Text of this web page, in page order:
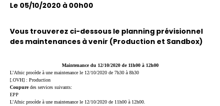
Le 05/10/2020 à 00h00
Vous trouverez ci-dessous le planning prévisionnel
des maintenances à venir (Production et Sandbox)
Maintenance du 12/10/2020 de 11h00 à 12h00
L’Afnic procède à une maintenance le 12/10/2020 de 7h30 à 8h30
[.OVH] : Production
Coupuredes services suivants:
EPP
L’Afnic procède à une maintenance le 12/10/2020 de 11h00 à 12h00.